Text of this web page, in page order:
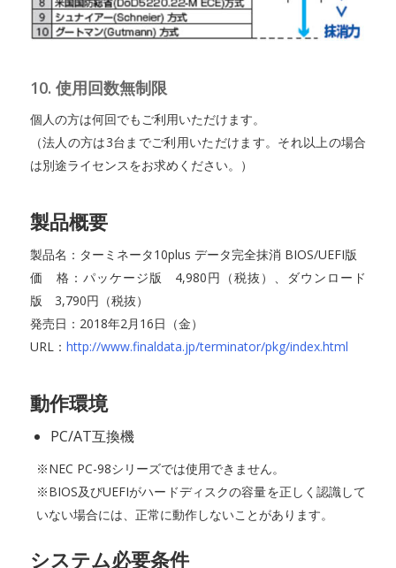
10. 使用回数無制限
個人の方は何回でもご利用いただけます。
（法人の方は3台までご利用いただけます。それ以上の場合
は別途ライセンスをお求めください。）
製品概要
製品名：ターミネータ10plus データ完全抹消 BIOS/UEFI版
価 格：パッケージ版 4,980円（税抜）、ダウンロード
版 3,790円（税抜）
発売日：2018年2月16日（金）
URL： http://www.finaldata.jp/terminator/pkg/index.html
動作環境
PC/AT互換機
※NEC PC-98シリーズでは使用できません。
※BIOS及びUEFIがハードディスクの容量を正しく認識して
いない場合には、正常に動作しないことがあります。
システム必要条件